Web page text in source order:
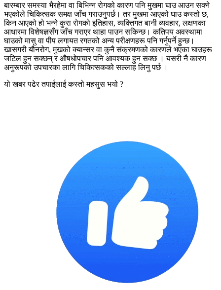
बारम्बार समस्या भैरहेमा वा बिभिन्न रोगको कारण पनि मुखमा घाउ आउन सक्ने
भएकोले चिकित्सक समक्ष जाँच गराउनुपर्छ। तर मुखमा आएको घाउ कस्तो छ,
किन आएको हो भन्ने कुरा रोगको इतिहास, व्यक्तिगत बानी व्यवहार, लक्षणका
आधारमा विशेषज्ञसँग जाँच गराएर थाहा पाउन सकिन्छ। कतिपय अवस्थामा
घाउको मासु वा पीप लगायत रगतको अन्य परीक्षणहरू पनि गर्नुपर्ने हुन्छ।
खासगरी यौनरोग, मुखको क्यान्सर वा कुनै संक्रमणको कारणले भएका घाउहरू
जटिल हुन सक्छन् र औषधोपचार पनि आवश्यक हुन सक्छ । यसरी नै कारण
अनुरूपको उपचारका लागि चिकित्सकको सल्लाह लिनु पर्छ ।
यो खबर पढेर तपाईलाई कस्तो महसुस भयो ?